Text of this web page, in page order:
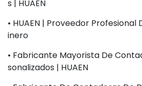
S | HUAEN
• HUAEN | Proveedor
Inero
• Fabricante Mayorista De
Sonalizados | HUAEN